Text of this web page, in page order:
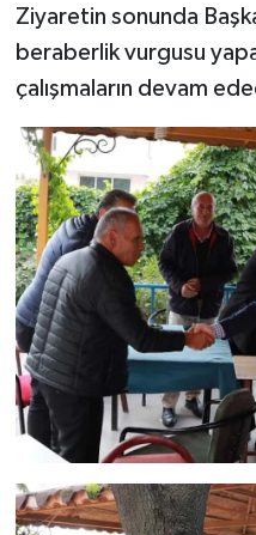
Ziyaretin sonunda
beraberlik vurgusu
çalışmaların devam